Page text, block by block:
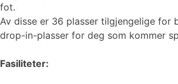
fot.
Av disse er 36 plasser tilgjengelige for
drop-in-plasser for deg som kommer
Fasiliteter: